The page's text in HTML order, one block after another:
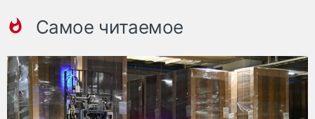
Самое читаемое